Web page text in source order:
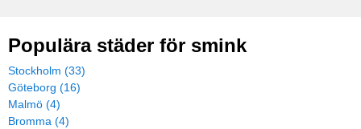
Populära städer för smink
Stockholm (33)
Göteborg (16)
Malmö (4)
Bromma (4)